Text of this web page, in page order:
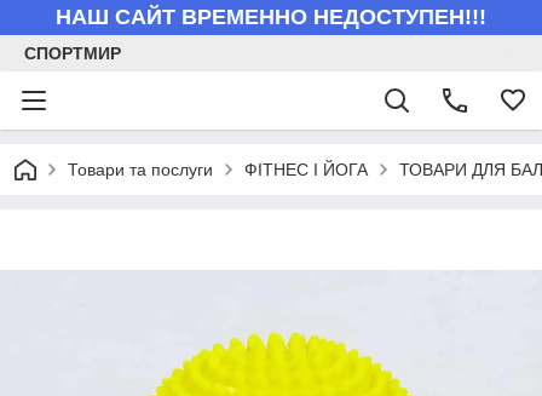
НАШ САЙТ ВРЕМЕННО НЕДОСТУПЕН!!!
СПОРТМИР
Товари та послуги ФІТНЕС І ЙОГА ТОВАРИ ДЛЯ